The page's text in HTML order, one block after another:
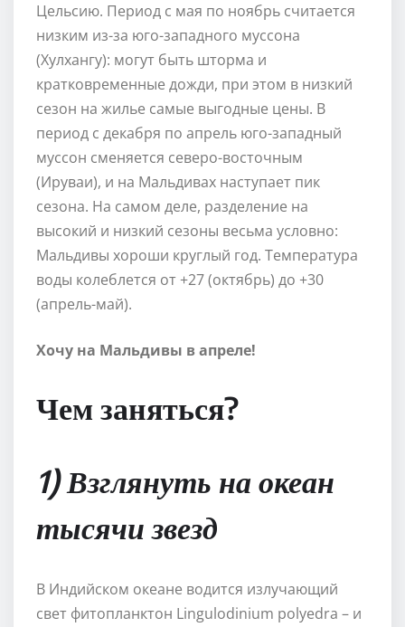
Цельсию. Период с мая по ноябрь считается
низким из-за юго-западного муссона
(Хулхангу): могут быть шторма и
кратковременные дожди, при этом в низкий
сезон на жилье самые выгодные цены. В
период с декабря по апрель юго-западный
муссон сменяется северо-восточным
(Ируваи), и на Мальдивах наступает пик
сезона. На самом деле, разделение на
высокий и низкий сезоны весьма условно:
Мальдивы хороши круглый год. Температура
воды колеблется от +27 (октябрь) до +30
(апрель-май).
Хочу на Мальдивы в апреле!
Чем заняться?
1) Взглянуть на океан
тысячи звезд
В Индийском океане водится излучающий
свет фитопланктон Lingulodinium polyedra – и